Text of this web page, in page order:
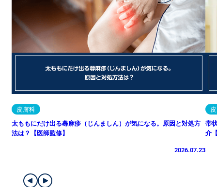
皮膚科
太ももにだけ出る蕁麻疹（じんましん）が気になる。原因と対処方
法は？【医師監修】
2026.07.23
帯
介